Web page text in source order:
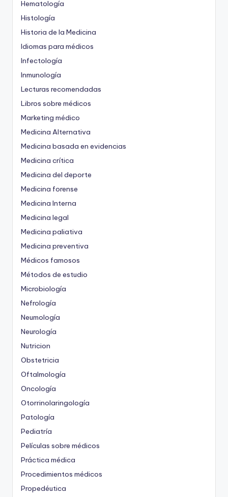
Hematología
Histología
Historia de la Medicina
Idiomas para médicos
Infectología
Inmunología
Lecturas recomendadas
Libros sobre médicos
Marketing médico
Medicina Alternativa
Medicina basada en evidencias
Medicina crítica
Medicina del deporte
Medicina forense
Medicina Interna
Medicina legal
Medicina paliativa
Medicina preventiva
Médicos famosos
Métodos de estudio
Microbiología
Nefrología
Neumología
Neurología
Nutricion
Obstetricia
Oftalmología
Oncología
Otorrinolaringología
Patología
Pediatría
Películas sobre médicos
Práctica médica
Procedimientos médicos
Propedéutica